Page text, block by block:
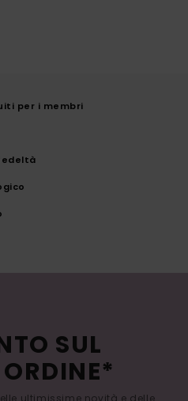
per i membri
SUL
ultimissime novità e delle